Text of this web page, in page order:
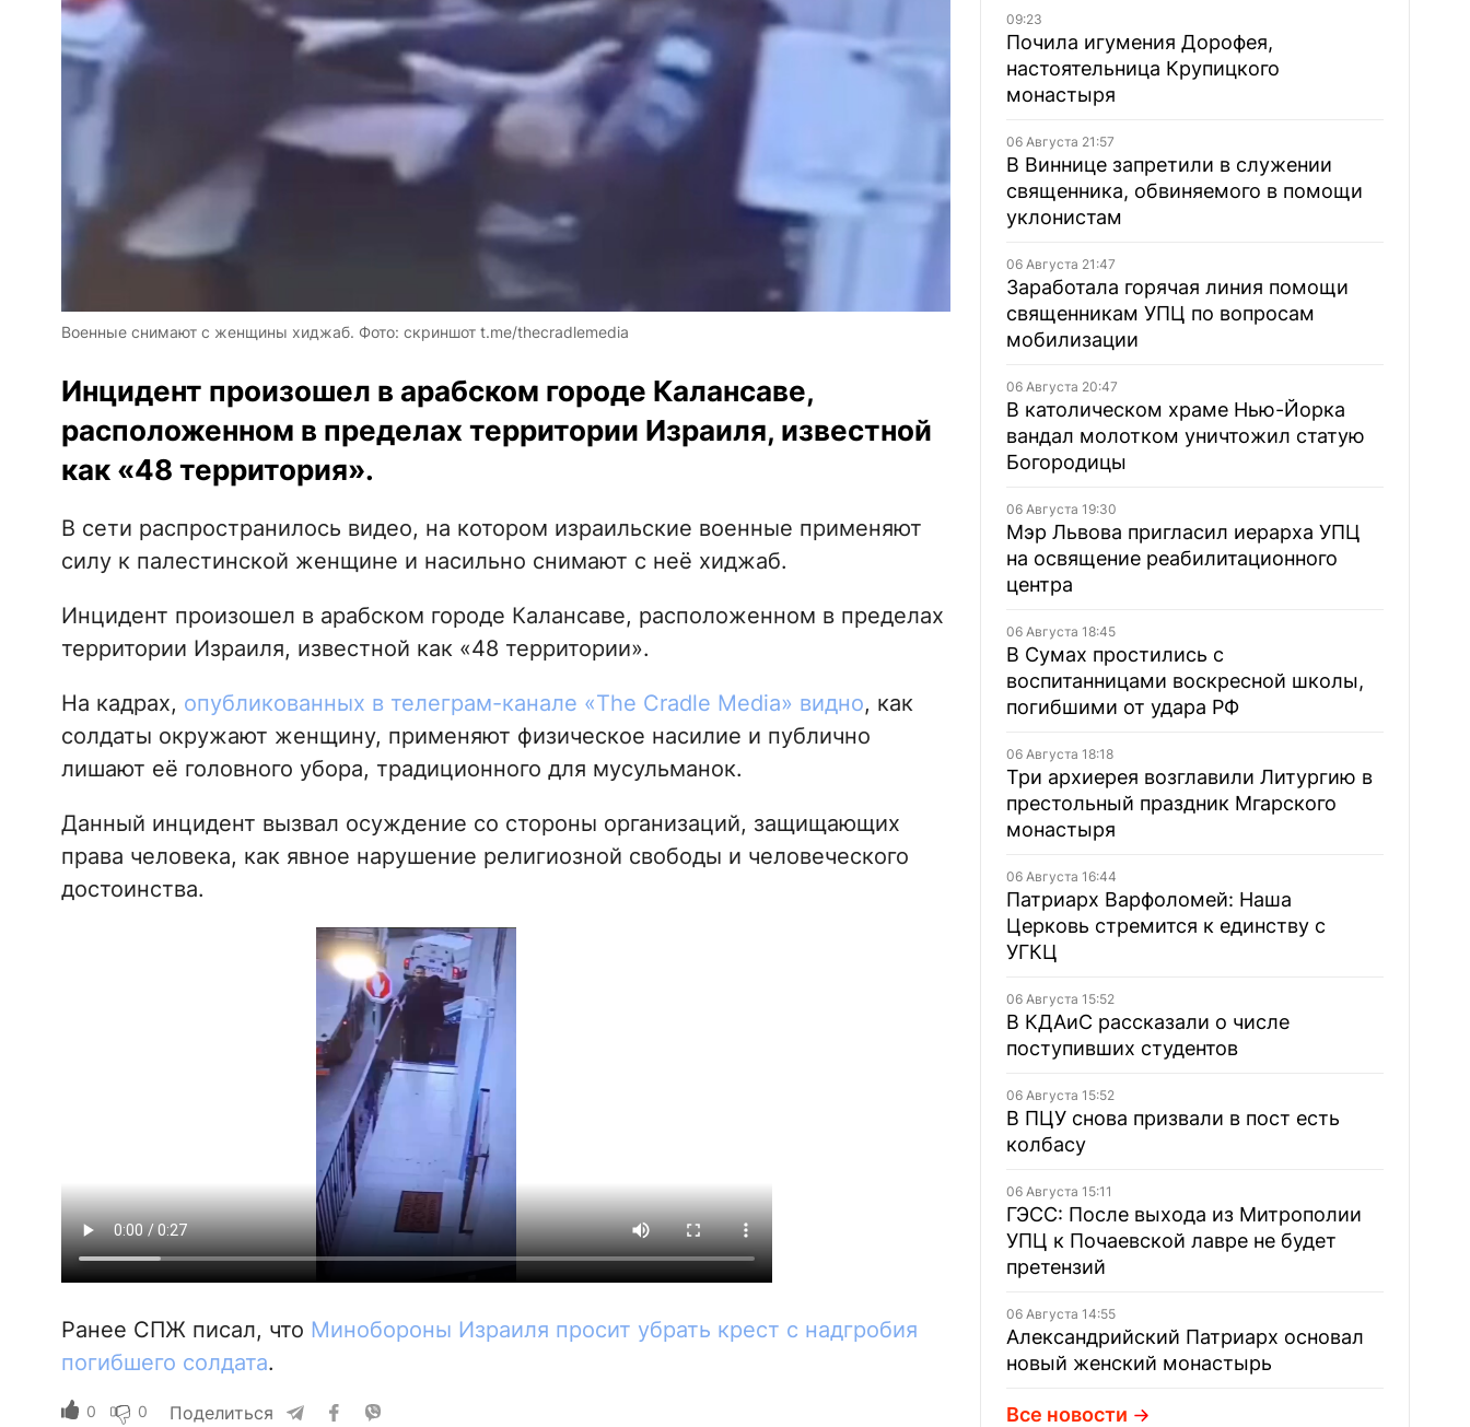
Военные снимают с женщины хиджаб. Фото: скриншот t.me/thecradlemedia
Инцидент произошел в арабском городе Калансаве,
расположенном в пределах территории Израиля, известной
как «48 территория».
В сети распространилось видео, на котором израильские военные применяют
силу к палестинской женщине и насильно снимают с неё хиджаб.
Инцидент произошел в арабском городе Калансаве, расположенном в пределах
территории Израиля, известной как «48 территории».
На кадрах, опубликованных в телеграм-канале «The Cradle Media» видно, как
солдаты окружают женщину, применяют физическое насилие и публично
лишают её головного убора, традиционного для мусульманок.
Данный инцидент вызвал осуждение со стороны организаций, защищающих
права человека, как явное нарушение религиозной свободы и человеческого
достоинства.
Ранее СПЖ писал, что Минобороны Израиля просит убрать крест с надгробия
погибшего солдата.
0 0 Поделиться
09:23
Почила игумения Дорофея,
настоятельница Крупицкого
монастыря
06 Августа 21:57
В Виннице запретили в служении
священника, обвиняемого в помощи
уклонистам
06 Августа 21:47
Заработала горячая линия помощи
священникам УПЦ по вопросам
мобилизации
06 Августа 20:47
В католическом храме Нью-Йорка
вандал молотком уничтожил статую
Богородицы
06 Августа 19:30
Мэр Львова пригласил иерарха УПЦ
на освящение реабилитационного
центра
06 Августа 18:45
В Сумах простились с
воспитанницами воскресной школы,
погибшими от удара РФ
06 Августа 18:18
Три архиерея возглавили Литургию в
престольный праздник Мгарского
монастыря
06 Августа 16:44
Патриарх Варфоломей: Наша
Церковь стремится к единству с
УГКЦ
06 Августа 15:52
В КДАиС рассказали о числе
поступивших студентов
06 Августа 15:52
В ПЦУ снова призвали в пост есть
колбасу
06 Августа 15:11
ГЭСС: После выхода из Митрополии
УПЦ к Почаевской лавре не будет
претензий
06 Августа 14:55
Александрийский Патриарх основал
новый женский монастырь
Все новости